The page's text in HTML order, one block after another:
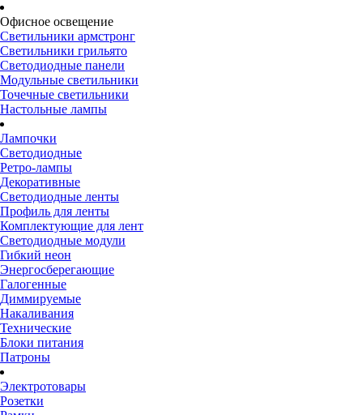
Офисное освещение
Светильники армстронг
Светильники грильято
Светодиодные панели
Модульные светильники
Точечные светильники
Настольные лампы
Лампочки
Светодиодные
Ретро-лампы
Декоративные
Светодиодные ленты
Профиль для ленты
Комплектующие для лент
Светодиодные модули
Гибкий неон
Энергосберегающие
Галогенные
Диммируемые
Накаливания
Технические
Блоки питания
Патроны
Электротовары
Розетки